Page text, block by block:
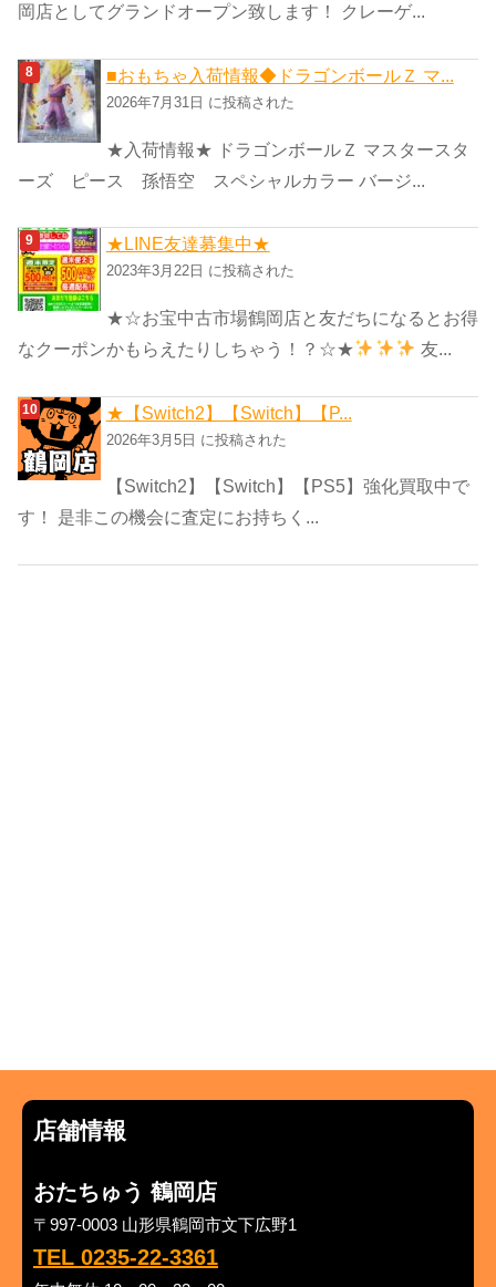
岡店としてグランドオープン致します！ クレーゲ...
■おもちゃ入荷情報◆ドラゴンボールＺ マ...
2026年7月31日 に投稿された
★入荷情報★ ドラゴンボールＺ マスタースタ
ーズ ピース 孫悟空 スペシャルカラー バージ...
★LINE友達募集中★
2023年3月22日 に投稿された
★☆お宝中古市場鶴岡店と友だちになるとお得
なクーポンかもらえたりしちゃう！？☆★
友...
★【Switch2】【Switch】【P...
2026年3月5日 に投稿された
【Switch2】【Switch】【PS5】強化買取中で
す！ 是非この機会に査定にお持ちく...
店舗情報
おたちゅう 鶴岡店
〒997-0003 山形県鶴岡市文下広野1
TEL 0235-22-3361